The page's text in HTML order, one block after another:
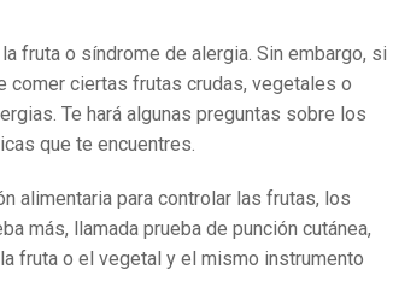
fruta o síndrome de alergia. Sin embargo, si
comer ciertas frutas crudas, vegetales o
Te hará algunas preguntas sobre los
que te encuentres.
alimentaria para controlar las frutas, los
más, llamada prueba de punción cutánea,
fruta o el vegetal y el mismo instrumento